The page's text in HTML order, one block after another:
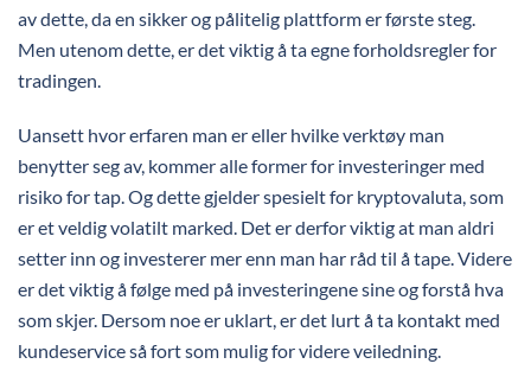
av dette, da en sikker og pålitelig plattform er første steg.
Men utenom dette, er det viktig å ta egne forholdsregler for
tradingen.
Uansett hvor erfaren man er eller hvilke verktøy man
benytter seg av, kommer alle former for investeringer med
risiko for tap. Og dette gjelder spesielt for kryptovaluta, som
er et veldig volatilt marked. Det er derfor viktig at man aldri
setter inn og investerer mer enn man har råd til å tape. Videre
er det viktig å følge med på investeringene sine og forstå hva
som skjer. Dersom noe er uklart, er det lurt å ta kontakt med
kundeservice så fort som mulig for videre veiledning.